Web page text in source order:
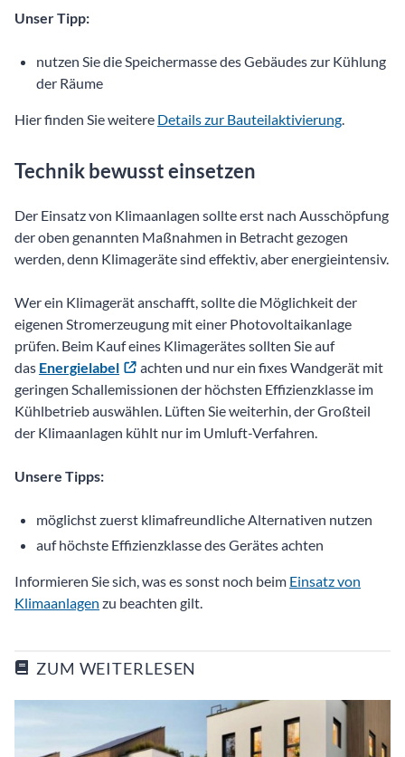
Unser Tipp:
nutzen Sie die Speichermasse des Gebäudes zur Kühlung
der Räume
Hier finden Sie weitere Details zur Bauteilaktivierung
Technik bewusst einsetzen
Der Einsatz von Klimaanlagen sollte erst nach Ausschöpfung
der oben genannten Maßnahmen in Betracht gezogen
werden, denn Klimageräte sind effektiv, aber energieintensiv.
Wer ein Klimagerät anschafft, sollte die Möglichkeit der
eigenen Stromerzeugung mit einer Photovoltaikanlage
prüfen. Beim Kauf eines Klimagerätes sollten Sie auf
das Energielabel
achten und nur ein fixes Wandgerät mit
geringen Schallemissionen der höchsten Effizienzklasse im
Kühlbetrieb auswählen. Lüften Sie weiterhin, der Großteil
der Klimaanlagen kühlt nur im Umluft-Verfahren.
Unsere Tipps:
möglichst zuerst klimafreundliche Alternativen nutzen
auf höchste Effizienzklasse des Gerätes achten
Informieren Sie sich, was es sonst noch beim Einsatz von
Klimaanlagen zu beachten gilt.
ZUM WEITERLESEN